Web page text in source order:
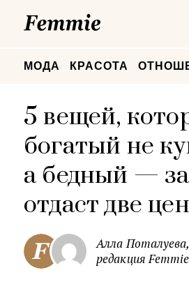
МОДА КРАСОТА
5 вещей,
богатый не
а бедный —
отдаст две
Алла Поталуева,
редакция Femmie